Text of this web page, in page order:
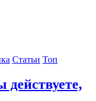
Статьи Топ
действуете,